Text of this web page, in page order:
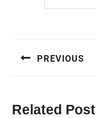
PREVIOUS
Related Post